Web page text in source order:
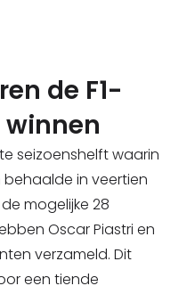
de F1-
seizoenshelft waarin
in veertien
mogelijke 28
Oscar Piastri en
verzameld. Dit
een tiende